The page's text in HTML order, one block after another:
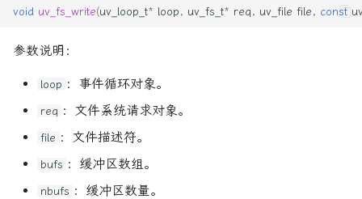
void uv_fs_write(uv_loop_t* loop, uv_fs_t* req, uv_file file, const
参数说明：
loop ：事件循环对象。
req ：文件系统请求对象。
file ：文件描述符。
bufs ：缓冲区数组。
nbufs ：缓冲区数量。